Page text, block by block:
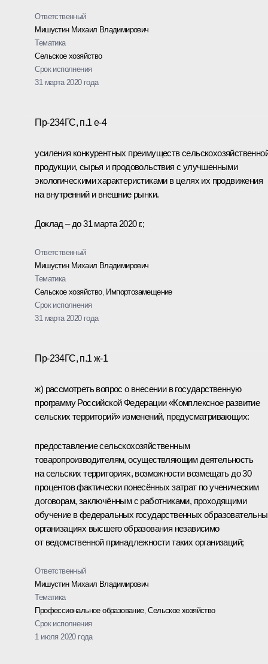
Ответственный
Мишустин Михаил Владимирович
Тематика
Сельское хозяйство
Срок исполнения
31 марта 2020 года
Пр-234ГС, п.1 е-4
усиления конкурентных преимуществ
продукции, сырья и продовольствия с улучшенными
экологическими характеристиками в целях их продвижения
на внутренний и внешние рынки.
Доклад – до 31 марта 2020 г.;
Ответственный
Мишустин Михаил Владимирович
Тематика
Сельское хозяйство, Импортозамещение
Срок исполнения
31 марта 2020 года
Пр-234ГС, п.1 ж-1
ж) рассмотреть вопрос о внесении в государственную
программу Российской Федерации «Комплексное развитие
сельских территорий» изменений, предусматривающих:
предоставление сельскохозяйственным
товаропроизводителям, осуществляющим деятельность
на сельских территориях, возможности возмещать до 30
процентов фактически понесённых затрат по ученическим
договорам, заключённым с работниками, проходящими
обучение в федеральных государственных
организациях высшего образования независимо
от ведомственной принадлежности таких организаций;
Ответственный
Мишустин Михаил Владимирович
Тематика
Профессиональное образование,Сельское хозяйство
Срок исполнения
1 июля 2020 года